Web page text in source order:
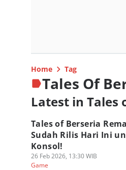
Home Tag
Tales Of
Latest in Tales
Tales of Berseria
Sudah Rilis Hari Ini
Konsol!
26 Feb 2026, 13:30 WIB
Game